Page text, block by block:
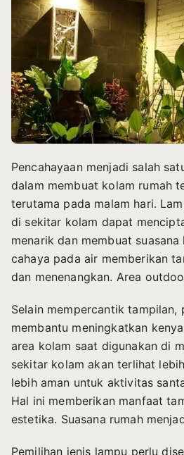
Pencahayaan menjadi salah
dalam membuat kolam rumah
terutama pada malam hari.
di sekitar kolam dapat
menarik dan membuat
cahaya pada air memberikan
dan menenangkan. Area
Selain mempercantik tampilan,
membantu meningkatkan
area kolam saat digunakan di
sekitar kolam akan terlihat
lebih aman untuk aktivitas
Hal ini memberikan manfaat
estetika. Suasana rumah
Pemilihan jenis lampu perlu